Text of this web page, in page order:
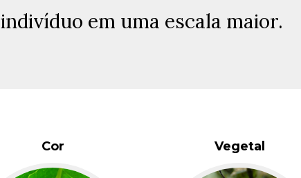
indivíduo em uma escala maior.
Cor Vegetal